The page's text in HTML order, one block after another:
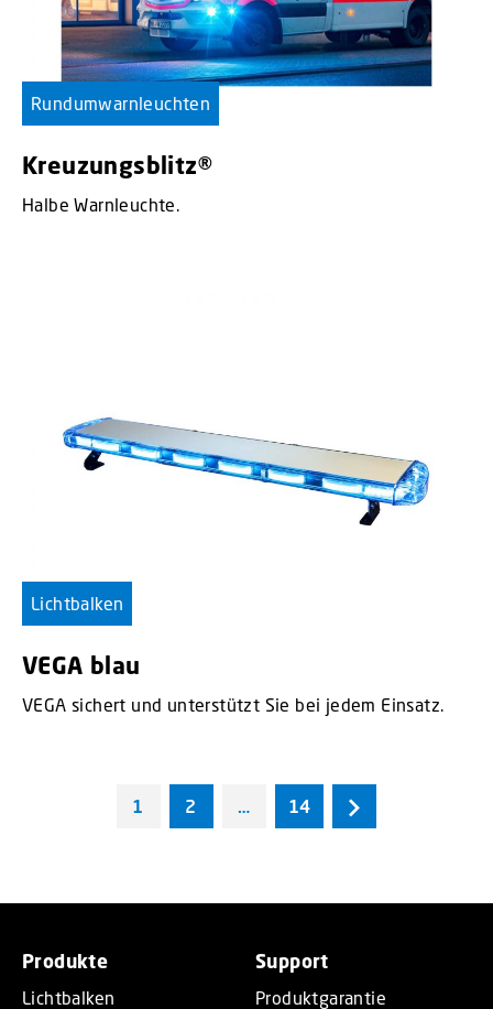
Rundumwarnleuchten
Kreuzungsblitz®
Halbe Warnleuchte.
Lichtbalken
VEGA blau
VEGA sichert und unterstützt Sie bei jedem Einsatz.
1 2 … 14
Produkte
Lichtbalken
Support
Produktgarantie